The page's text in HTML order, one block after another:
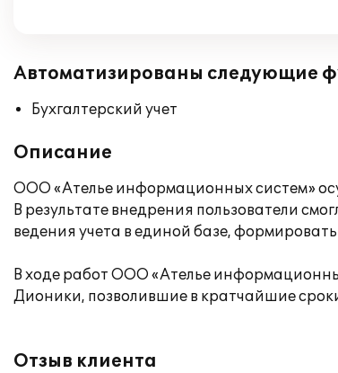
Автоматизированы следующие
Бухгалтерский учет
Описание
ООО «Ателье информационных систем»
В результате внедрения пользователи
ведения учета в единой базе,
В ходе работ ООО «Ателье
Дионики, позволившие в кратчайшие
Отзыв клиента